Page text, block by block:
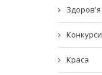
Здоров'я
Конкурси
Краса